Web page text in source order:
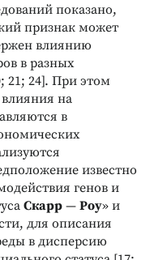
показано,
признак может
влиянию
в разных
21; 24]. При этом
влияния на
в
известно
генов и
Скарр — Роу» и
для описания
в дисперсию